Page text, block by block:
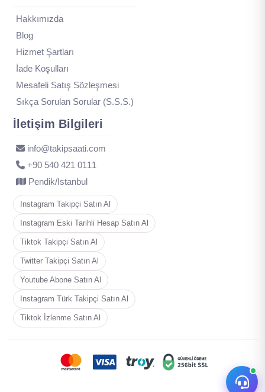
Hakkımızda
Blog
Hizmet Şartları
İade Koşulları
Mesafeli Satış Sözleşmesi
Sıkça Sorulan Sorular (S.S.S.)
İletişim Bilgileri
info@takipsaati.com
‪+90 540 421 0111
Pendik/Istanbul
Instagram Takipçi Satın Al
Instagram Eski Tarihli Hesap Satın Al
Tiktok Takipçi Satın Al
Twitter Takipçi Satın Al
Youtube Abone Satın Al
Instagram Türk Takipçi Satın Al
Tiktok İzlenme Satın Al